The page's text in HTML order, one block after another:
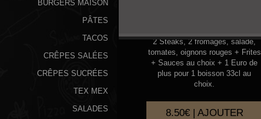
BURGERS MAISON
PÂTES
TACOS
CRÊPES SALÉES
CRÊPES SUCRÉES
TEX MEX
SALADES
2 Steaks, 2 fromages, salade,
tomates, oignons rouges + Frites
+ Sauces au choix + 1 Euro de
plus pour 1 boisson 33cl au
choix.
8.50€ | AJOUTER